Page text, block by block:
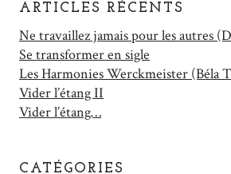
ARTICLES RÉCENTS
Ne travaillez jamais pour les autres
Se transformer en sigle
Les Harmonies Werckmeister (Béla
Vider l’étang II
Vider l’étang…
CATÉGORIES